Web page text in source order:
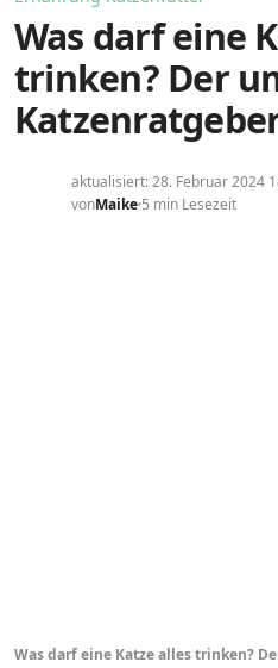
Was darf eine
trinken? Der
aktualisiert: 28. Februar 2024
vonMaike 5 min Lesezeit
Was darf eine Katze alles trinken?